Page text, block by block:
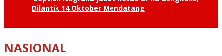
Dilantik 14 Oktober Mendatang
NASIONAL